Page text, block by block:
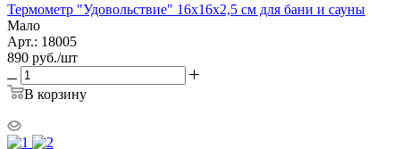
Термометр "Удовольствие" 16х16х2,5 см для бани и сауны
Мало
Арт.: 18005
890 руб./шт
В корзину